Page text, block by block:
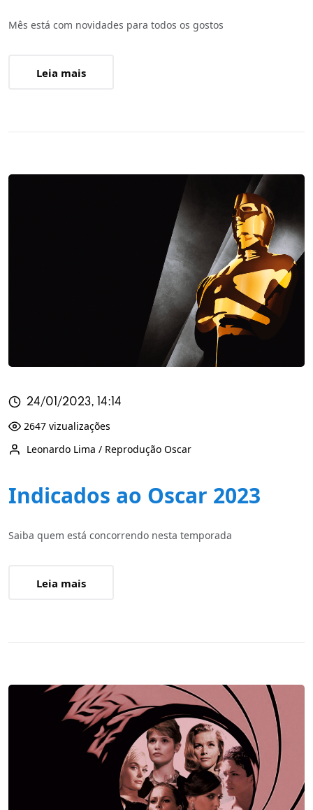
Mês está com novidades para todos os gostos
Leia mais
24/01/2023, 14:14
2647 vizualizações
Leonardo Lima / Reprodução Oscar
Indicados ao Oscar 2023
Saiba quem está concorrendo nesta temporada
Leia mais